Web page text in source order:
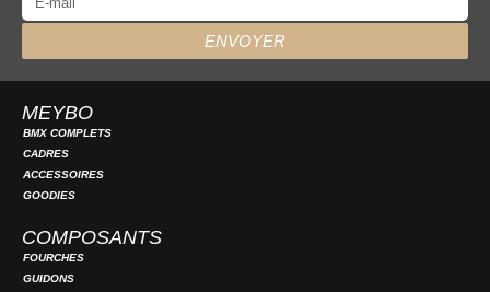
ENVOYER
MEYBO
BMX COMPLETS
CADRES
ACCESSOIRES
GOODIES
COMPOSANTS
FOURCHES
GUIDONS